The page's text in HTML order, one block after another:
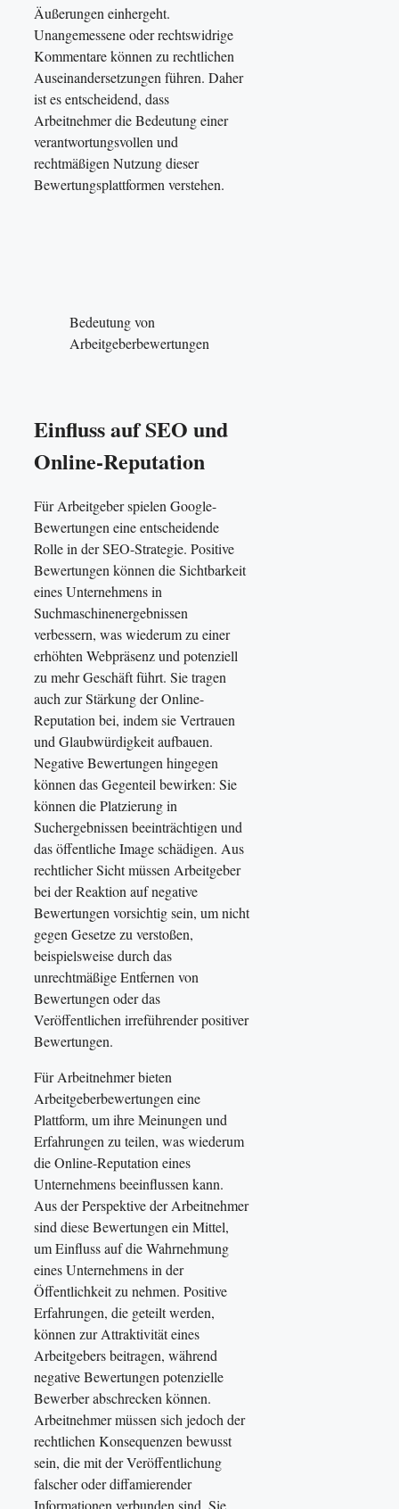
Äußerungen einhergeht.
Unangemessene oder rechtswidrige
Kommentare können zu rechtlichen
Auseinandersetzungen führen. Daher
ist es entscheidend, dass
Arbeitnehmer die Bedeutung einer
verantwortungsvollen und
rechtmäßigen Nutzung dieser
Bewertungsplattformen verstehen.
Bedeutung von
Arbeitgeberbewertungen
Einfluss auf SEO und
Online-Reputation
Für Arbeitgeber spielen Google-
Bewertungen eine entscheidende
Rolle in der SEO-Strategie. Positive
Bewertungen können die Sichtbarkeit
eines Unternehmens in
Suchmaschinenergebnissen
verbessern, was wiederum zu einer
erhöhten Webpräsenz und potenziell
zu mehr Geschäft führt. Sie tragen
auch zur Stärkung der Online-
Reputation bei, indem sie Vertrauen
und Glaubwürdigkeit aufbauen.
Negative Bewertungen hingegen
können das Gegenteil bewirken: Sie
können die Platzierung in
Suchergebnissen beeinträchtigen und
das öffentliche Image schädigen. Aus
rechtlicher Sicht müssen Arbeitgeber
bei der Reaktion auf negative
Bewertungen vorsichtig sein, um nicht
gegen Gesetze zu verstoßen,
beispielsweise durch das
unrechtmäßige Entfernen von
Bewertungen oder das
Veröffentlichen irreführender positiver
Bewertungen.
Für Arbeitnehmer bieten
Arbeitgeberbewertungen eine
Plattform, um ihre Meinungen und
Erfahrungen zu teilen, was wiederum
die Online-Reputation eines
Unternehmens beeinflussen kann.
Aus der Perspektive der Arbeitnehmer
sind diese Bewertungen ein Mittel,
um Einfluss auf die Wahrnehmung
eines Unternehmens in der
Öffentlichkeit zu nehmen. Positive
Erfahrungen, die geteilt werden,
können zur Attraktivität eines
Arbeitgebers beitragen, während
negative Bewertungen potenzielle
Bewerber abschrecken können.
Arbeitnehmer müssen sich jedoch der
rechtlichen Konsequenzen bewusst
sein, die mit der Veröffentlichung
falscher oder diffamierender
Informationen verbunden sind. Sie